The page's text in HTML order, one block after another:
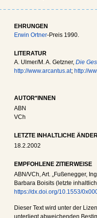
EHRUNGEN
Erwin Ortner-Preis 1990.
LITERATUR
A. Ulmer/M. A. Getzner, Die
http://www.arcantus.at; http://
AUTOR*INNEN
ABN
VCh
LETZTE INHALTLICHE
18.2.2002
EMPFOHLENE ZITIERWEISE
ABN/VCh, Art. „Fußenegger,
Barbara Boisits (letzte
https://dx.doi.org/10.1553/
Dieser Text wird unter der
unterliegt abweichenden